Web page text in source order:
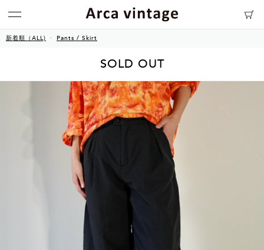
新着順（ALL) Pants / Skirt
SOLD OUT